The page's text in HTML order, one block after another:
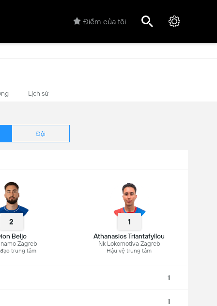
Điểm của tôi
Lịch sử
Đội
2
Beljo
Zagreb
trung tâm
1
Athanasios Triantafyllou
Nk Lokomotiva Zagreb
Hậu vệ trung tâm
1
1